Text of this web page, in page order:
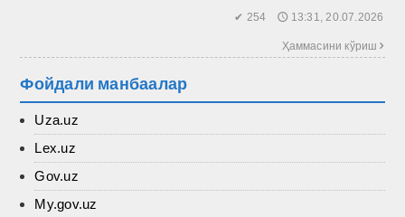
✔ 254 🕔 13:31, 20.07.2026
Ҳаммасини кўриш 
Фойдали манбаалар
Uza.uz
Lex.uz
Gov.uz
My.gov.uz